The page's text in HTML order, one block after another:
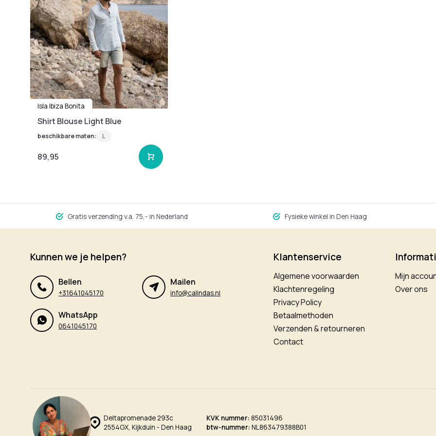
Isla Ibiza Bonita
Shirt Blouse Light Blue
beschikbare maten: L
89,95
Gratis verzending v.a. 75,- in Nederland Fysieke winkel in Den Haag
Kunnen we je helpen?
Bellen
+31641045170
Mailen
info@calindas.nl
WhatsApp
0641045170
Klantenservice
Algemene voorwaarden
Klachtenregeling
Privacy Policy
Betaalmethoden
Verzenden & retourneren
Contact
Mijn
Over ons
Deltapromenade 293c
2554GX, Kijkduin - Den Haag
KVK nummer: 85031496
btw-nummer: NL863479388B01